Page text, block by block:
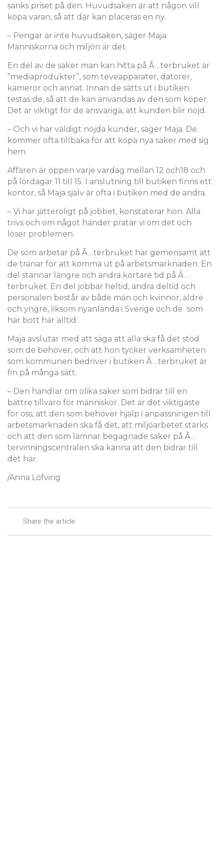
sänks priset på den. Huvudsaken är att någon vill
köpa varan, så att där kan placeras en ny.
– Pengar är inte huvudsaken, säger Maja.
Människorna och miljön är det.
En del av de saker man kan hitta på Ã…terbruket är
”mediaprodukter”, som teveapparater, datorer,
kameror och annat. Innan de sätts ut i butiken
testas de, så att de kan användas av den som köper.
Det är viktigt för de ansvariga, att kunden blir nöjd.
– Och vi har väldigt nöjda kunder, säger Maja. De
kommer ofta tillbaka för att köpa nya saker med sig
hem.
Affären är öppen varje vardag mellan 12 och18 och
på lördagar 11 till 15. I anslutning till butiken finns ett
kontor, så Maja själv är ofta i butiken med de andra.
– Vi har jätteroligt på jobbet, konstaterar hon. Alla
trivs och om något händer pratar vi om det och
löser problemen.
De som arbetar på Ã…terbruket har gemensamt att
de tränar för att komma ut på arbetsmarknaden. En
del stannar längre och andra kortare tid på Ã…
terbruket. En del jobbar heltid, andra deltid och
personalen består av både män och kvinnor, äldre
och yngre, liksom nyanlända i Sverige och de som
har bott här alltid.
Maja avslutar med att säga att alla ska få det stöd
som de behöver, och att hon tycker verksamheten
som kommunen bedriver i butiken Ã…terbruket är
fin på många sätt.
– Den handlar om olika saker som bidrar till en
bättre tillvaro för människor. Det är det viktigaste
för oss, att den som behöver hjälp i anpassningen till
arbetsmarknaden ska få det, att miljöarbetet stärks
och att den som lämnar begagnade saker på Ã…
tervinningscentralen ska känna att den bidrar till
det här.
/Anna Löfving
Share the article